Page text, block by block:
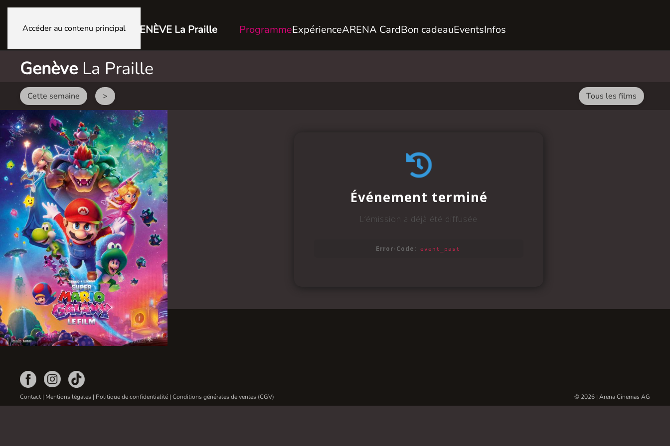
Accéder au contenu principal GENÈVE La Praille ProgrammeExpérienceARENA CardBon cadeauEventsInfos
Genève La Praille
Cette semaine > Tous les films
Contact| Mentions légales | Politique de confidentialité | Conditions générales de ventes (CGV) © 2026 | Arena Cinemas AG